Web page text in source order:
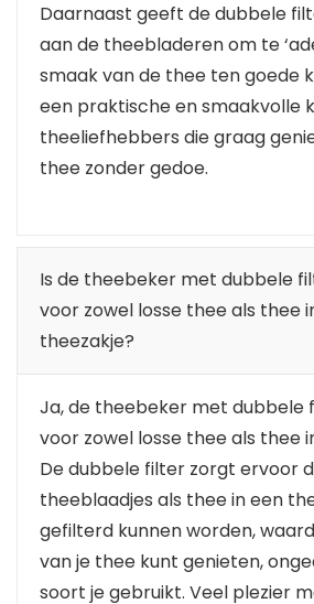
Daarnaast geeft de dubbele
aan de theebladeren om te
smaak van de thee ten goede
een praktische en smaakvolle
theeliefhebbers die graag
thee zonder gedoe.
Is de theebeker met dubbele
voor zowel losse thee als thee
theezakje?
Ja, de theebeker met dubbele
voor zowel losse thee als thee
De dubbele filter zorgt ervoor
theeblaadjes als thee in een
gefilterd kunnen worden,
van je thee kunt genieten,
soort je gebruikt. Veel plezier